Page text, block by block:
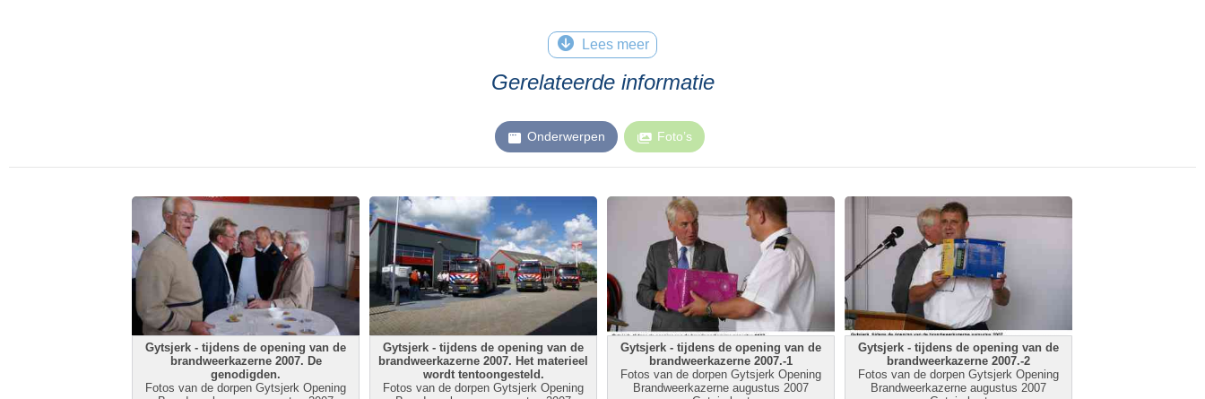
Lees meer
Gerelateerde informatie
Onderwerpen Foto’s
Gytsjerk - tijdens de opening van de
brandweerkazerne 2007. De
genodigden.
Fotos van de dorpen Gytsjerk Opening
Gytsjerk - tijdens de opening van de
brandweerkazerne 2007. Het materieel
wordt tentoongesteld.
Fotos van de dorpen Gytsjerk Opening
Gytsjerk - tijdens de opening van de
brandweerkazerne 2007.-1
Fotos van de dorpen Gytsjerk Opening
Brandweerkazerne augustus 2007
Gytsjerk - tijdens de opening van de
brandweerkazerne 2007.-2
Fotos van de dorpen Gytsjerk Opening
Brandweerkazerne augustus 2007